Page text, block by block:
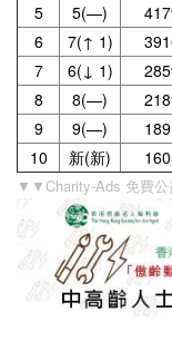
5
5(—)
6
7(↑ 1)
7
6(↓ 1)
8
8(—)
9
9(—)
10
新(新)
▼▼Charity-Ads 免費